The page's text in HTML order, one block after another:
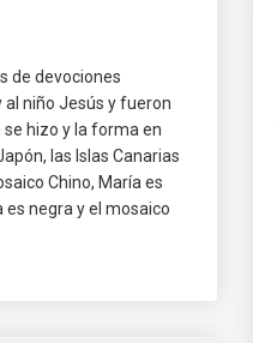
de devociones
al niño Jesús y fueron
hizo y la forma en
las Islas Canarias
Chino, María es
es negra y el mosaico